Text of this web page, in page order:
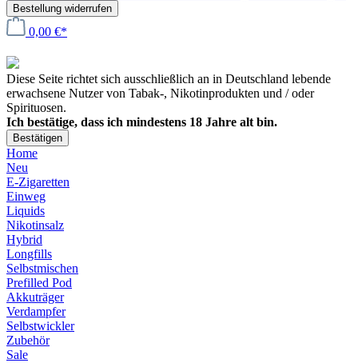
Bestellung widerrufen
0,00 €*
Diese Seite richtet sich ausschließlich an in Deutschland lebende
erwachsene Nutzer von Tabak-, Nikotinprodukten und / oder
Spirituosen.
Ich bestätige, dass ich mindestens 18 Jahre alt bin.
Bestätigen
Home
Neu
E-Zigaretten
Einweg
Liquids
Nikotinsalz
Hybrid
Longfills
Selbstmischen
Prefilled Pod
Akkuträger
Verdampfer
Selbstwickler
Zubehör
Sale